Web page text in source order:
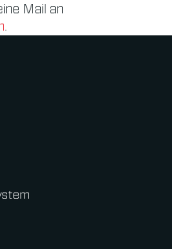
Mail an
.
in new tab)
in new tab)
(Opens in new tab)
(Opens in new tab)